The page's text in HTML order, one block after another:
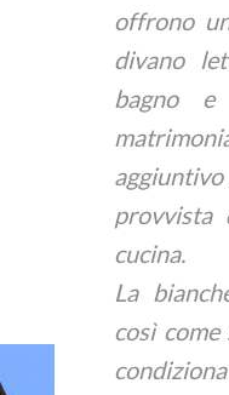
offrono
divano
bagno
aggiuntivo
provvista
cucina.
La
così